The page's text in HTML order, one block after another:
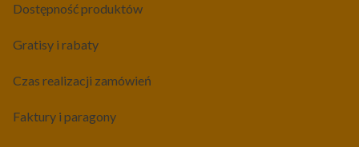
Dostępność produktów
Gratisy i rabaty
Czas realizacji zamówień
Faktury i paragony